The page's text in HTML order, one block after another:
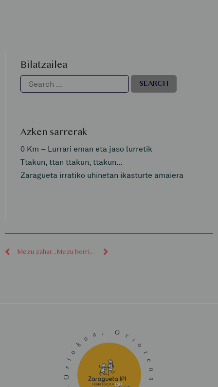
Bilatzailea
Azken sarrerak
0 Km – Lurrari eman eta jaso lurretik
Ttakun, ttan ttakun, ttakun…
Zaragueta irratiko uhinetan ikasturte amaiera
Mezu zaharragoak Mezu berriagoak